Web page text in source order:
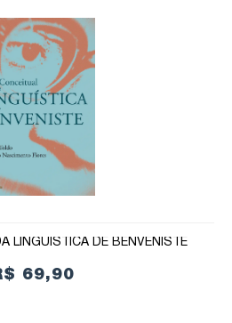
LINGUÍSTICA DE BENVENISTE
69,90